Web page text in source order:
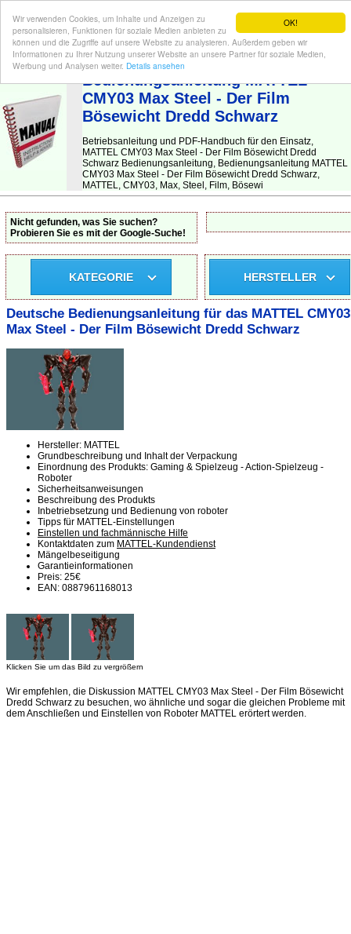
OK!
Wir verwenden Cookies, um Inhalte und Anzeigen zu
personalisieren, Funktionen für soziale Medien anbieten zu
können und die Zugriffe auf unsere Website zu analysieren. Außerdem geben wir
Informationen zu Ihrer Nutzung unserer Website an unsere Partner für soziale Medien,
Werbung und Analysen weiter. Details ansehen
BEDIENUNGSANLEITUNG| Hier finden Sie die deutsche Anleitung!
Bedienungsanleitung MATTEL
CMY03 Max Steel - Der Film
Bösewicht Dredd Schwarz
Betriebsanleitung und PDF-Handbuch für den Einsatz,
MATTEL CMY03 Max Steel - Der Film Bösewicht Dredd
Schwarz Bedienungsanleitung, Bedienungsanleitung MATTEL
CMY03 Max Steel - Der Film Bösewicht Dredd Schwarz,
MATTEL, CMY03, Max, Steel, Film, Bösewi
Nicht gefunden, was Sie suchen?
Probieren Sie es mit der Google-Suche!
KATEGORIE HERSTELLER
Deutsche Bedienungsanleitung für das MATTEL CMY03
Max Steel - Der Film Bösewicht Dredd Schwarz
Hersteller: MATTEL
Grundbeschreibung und Inhalt der Verpackung
Einordnung des Produkts: Gaming & Spielzeug - Action-Spielzeug -
Roboter
Sicherheitsanweisungen
Beschreibung des Produkts
Inbetriebsetzung und Bedienung von roboter
Tipps für MATTEL-Einstellungen
Einstellen und fachmännische Hilfe
Kontaktdaten zum MATTEL-Kundendienst
Mängelbeseitigung
Garantieinformationen
Preis: 25€
EAN: 0887961168013
Klicken Sie um das Bild zu vergrößern
Wir empfehlen, die Diskussion MATTEL CMY03 Max Steel - Der Film Bösewicht
Dredd Schwarz zu besuchen, wo ähnliche und sogar die gleichen Probleme mit
dem Anschließen und Einstellen von Roboter MATTEL erörtert werden.